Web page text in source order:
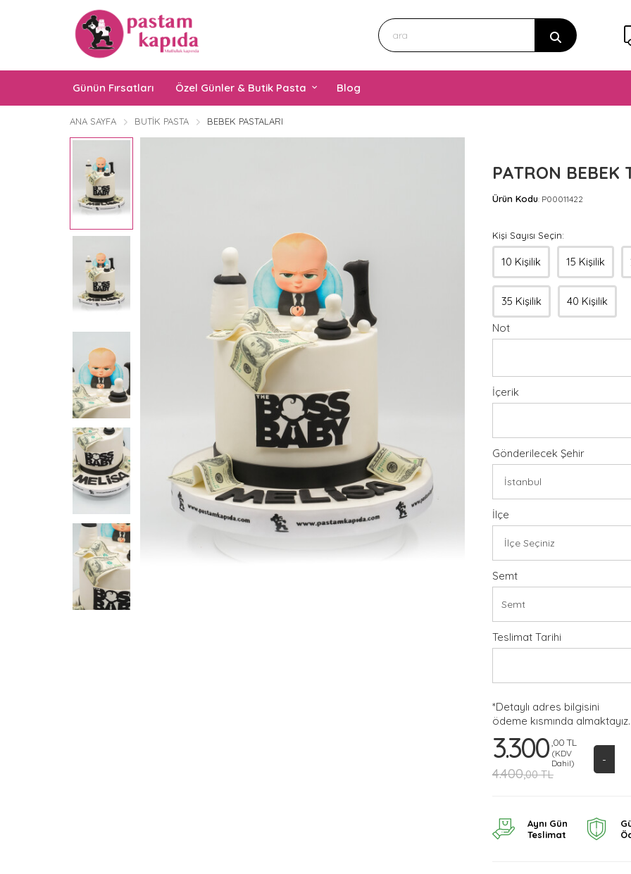
Günün Fırsatları Özel Günler & Butik Pasta Blog
ANA SAYFA BUTIK PASTA BEBEK PASTALARI
PATRON BEBEK
Ürün Kodu: P00011422
Kişi Sayısı Seçin:
10 Kişilik 15 Kişilik
35 Kişilik
40 Kişilik
Not
İçerik
Gönderilecek Şehir
İlçe
Semt
Teslimat Tarihi
*Detaylı adres bilgisini
ödeme kısmında almaktayız.
3.300 ,00 TL
(KDV
Dahil)
4.400,00 TL
-
Aynı Gün
Teslimat